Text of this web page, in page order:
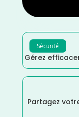
Sécurité
Gérez
Partagez